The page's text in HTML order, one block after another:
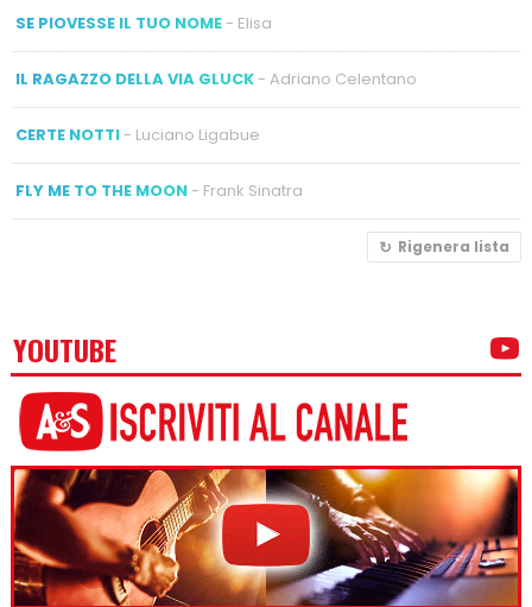
SE PIOVESSE IL TUO NOME- Elisa
IL RAGAZZO DELLA VIA GLUCK- Adriano Celentano
CERTE NOTTI- Luciano Ligabue
FLY ME TO THE MOON- Frank Sinatra
Rigenera lista
YOUTUBE